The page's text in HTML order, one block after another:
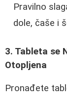
Pravilno
dole, čaše i
3. Tableta se
Otopljena
Pronađete